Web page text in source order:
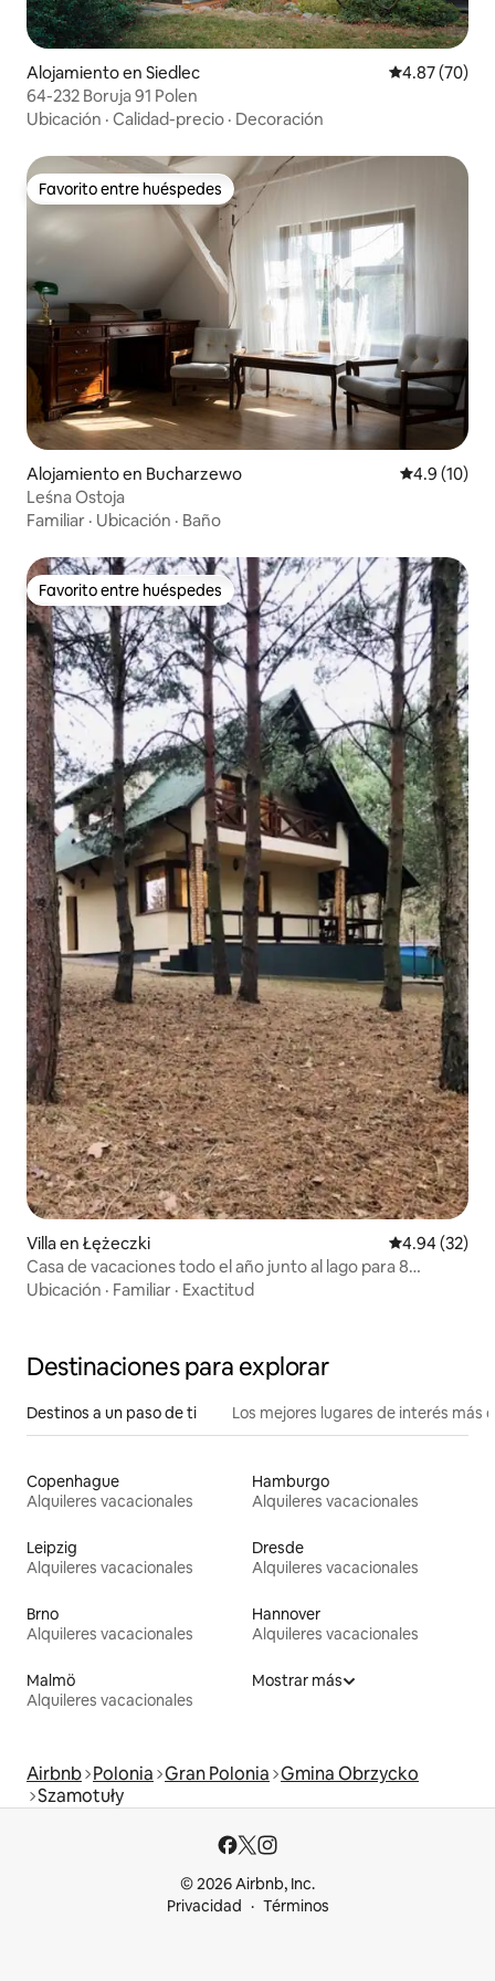
Alojamiento en Siedlec Calificación
4.87 (70)
64-232 Boruja 91 Polen
Ubicación · Calidad-precio · Decoración
Favorito entre huéspedes
Favorito entre huéspedes
Alojamiento en Bucharzewo Calificación
4.9 (10)
Leśna Ostoja
Familiar · Ubicación · Baño
Favorito entre huéspedes
Favorito entre huéspedes
Villa en Łężeczki Calificación
4.94 (32)
Casa de vacaciones todo el año junto al lago para 8
personas
Ubicación · Familiar · Exactitud
Destinaciones para explorar
Destinos a un paso de ti Los mejores lugares de interés más
Copenhague
Alquileres vacacionales
Hamburgo
Alquileres vacacionales
Leipzig
Alquileres vacacionales
Dresde
Alquileres vacacionales
Brno
Alquileres vacacionales
Hannover
Alquileres vacacionales
Malmö
Alquileres vacacionales
Mostrar más
Airbnb Polonia Gran Polonia Gmina Obrzycko
Szamotuły
© 2026 Airbnb, Inc.
Privacidad
Términos